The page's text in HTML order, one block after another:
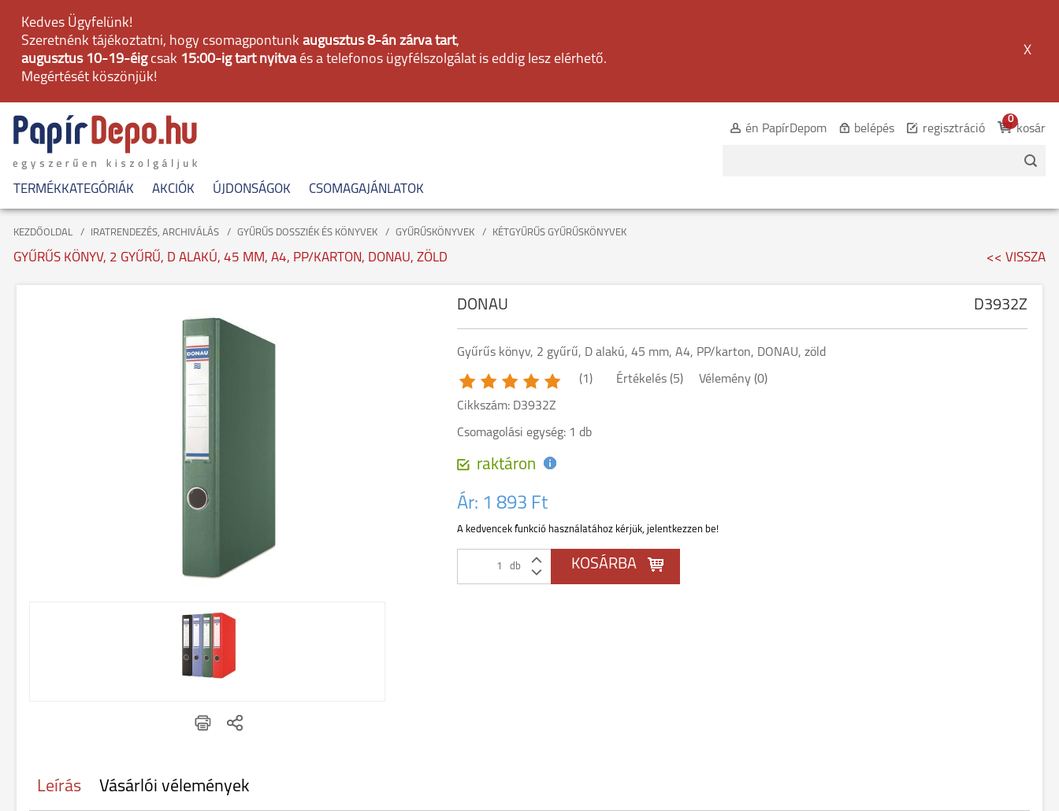
Kedves Ügyfelünk!
Szeretnénk tájékoztatni, hogy csomagpontunk augusztus 8-án zárva tart,
augusztus 10-19-éig csak 15:00-ig tart nyitvaés a telefonos ügyfélszolgálat is eddig lesz elérhető.
Megértését köszönjük!
X
én PapírDepom belépés regisztráció kosár
0
TERMÉKKATEGÓRIÁK AKCIÓK ÚJDONSÁGOK CSOMAGAJÁNLATOK
KEZDŐOLDAL IRATRENDEZÉS, ARCHIVÁLÁS GYŰRŰS DOSSZIÉK ÉS KÖNYVEK GYŰRŰSKÖNYVEK KÉTGYŰRŰS GYŰRŰSKÖNYVEK
GYŰRŰS KÖNYV, 2 GYŰRŰ, D ALAKÚ, 45 MM, A4, PP/KARTON, DONAU, ZÖLD << VISSZA
DONAU D3932Z
Gyűrűs könyv, 2 gyűrű, D alakú, 45 mm, A4, PP/karton, DONAU, zöld
(1) Értékelés (5) Vélemény (0)
Cikkszám: D3932Z
Csomagolási egység: 1 db
raktáron
Ár: 1 893 Ft
A kedvencek funkció használatához kérjük, jelentkezzen be!
db
Leírás Vásárlói vélemények